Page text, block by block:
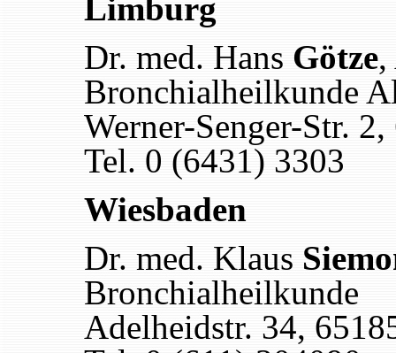
Limburg
Dr. med. Hans Götze
Bronchialheilkunde
Werner-Senger-Str.
Tel. 0 (6431) 3303
Wiesbaden
Dr. med. Klaus
Bronchialheilkunde
Adelheidstr. 34,